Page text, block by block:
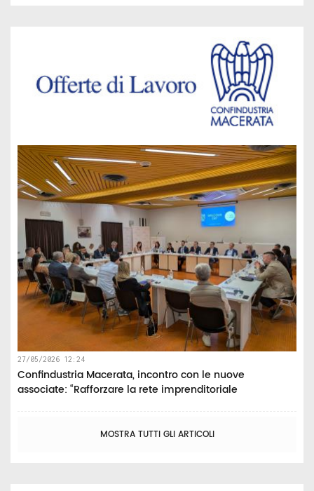
27/05/2026 12:24
Confindustria Macerata, incontro con le nuove
associate: “Rafforzare la rete imprenditoriale
MOSTRA TUTTI GLI ARTICOLI